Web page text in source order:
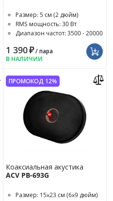
Размер: 5 см (2 дюйм)
RMS мощность: 30 Вт
Диапазон частот: 3500 - 20000
1 390₽/ пара
В НАЛИЧИИ
ПРОМОКОД 12%
Коаксиальная акустика
ACV PB-693G
Размер: 15x23 см (6x9 дюйм)